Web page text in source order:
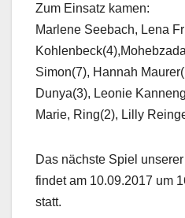
Zum Einsatz kamen:
Marlene Seebach, Lena
Simon(7), Hannah
Dunya(3), Leonie
Marie, Ring(2), Lilly
Das nächste Spiel
findet am 10.09.2017 um
statt.